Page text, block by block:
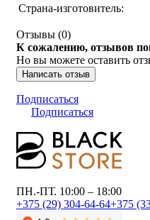
Страна-изготовитель:
Отзывы (0)
К сожалению, отзывов
Но вы можете оставить
Написать отзыв
Подписаться
Подписаться
ПН.-ПТ. 10:00 – 18:00
+375 (29) 304-64-64+375